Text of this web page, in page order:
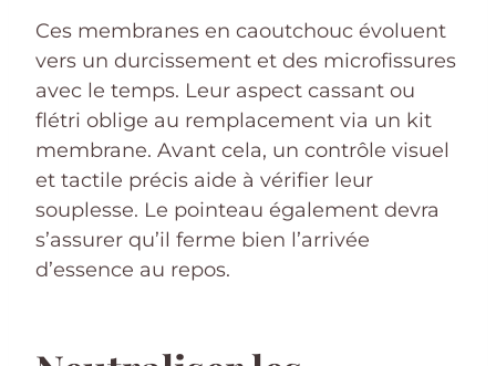
Ces membranes en caoutchouc évoluent
vers un durcissement et des microfissures
avec le temps. Leur aspect cassant ou
flétri oblige au remplacement via un kit
membrane. Avant cela, un contrôle visuel
et tactile précis aide à vérifier leur
souplesse. Le pointeau également devra
s’assurer qu’il ferme bien l’arrivée
d’essence au repos.